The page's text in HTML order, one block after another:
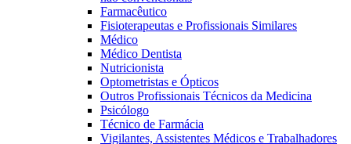
Farmacêutico
Fisioterapeutas e Profissionais Similares
Médico
Médico Dentista
Nutricionista
Optometristas e Ópticos
Outros Profissionais Técnicos da Medicina
Psicólogo
Técnico de Farmácia
Vigilantes, Assistentes Médicos e Trabalhadores